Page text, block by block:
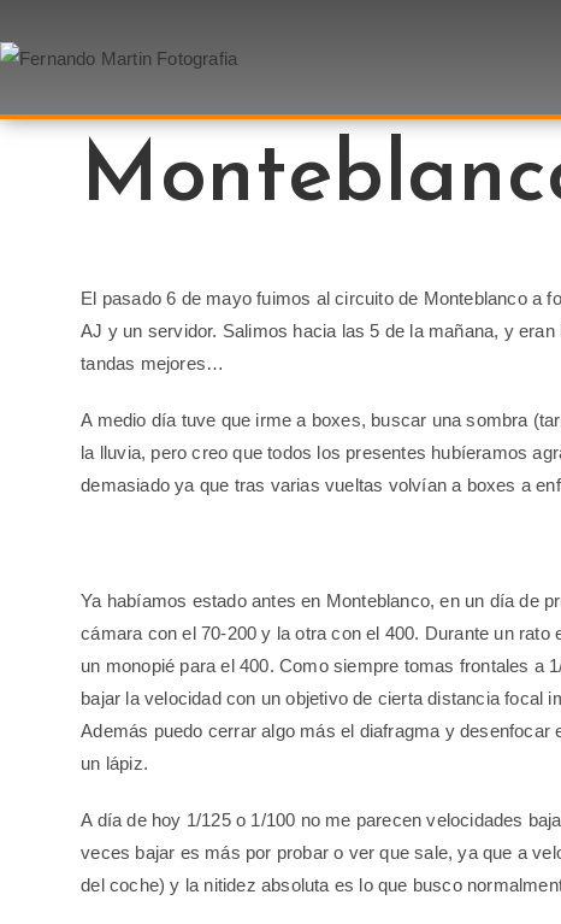
El pasado 6 de mayo fuimos al circuito de Monteblanco a
AJ y un servidor. Salimos hacia las 5 de la mañana, y
tandas mejores…
A medio día tuve que irme a boxes, buscar una sombra
la lluvia, pero creo que todos los presentes hubíeramos
demasiado ya que tras varias vueltas volvían a boxes a
Ya habíamos estado antes en Monteblanco, en un día de
cámara con el 70-200 y la otra con el 400. Durante un
un monopié para el 400. Como siempre tomas frontales a
bajar la velocidad con un objetivo de cierta distancia focal
Además puedo cerrar algo más el diafragma y
un lápiz.
A día de hoy 1/125 o 1/100 no me parecen velocidades
veces bajar es más por probar o ver que sale, ya que a
del coche) y la nitidez absoluta es lo que busco